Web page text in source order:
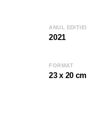
ANUL EDIȚIEI
2021
FORMAT
23 x 20 cm